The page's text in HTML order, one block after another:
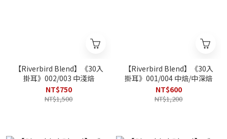
【Riverbird Blend】《30入
掛耳》002/003 中淺焙
NT$750
NT$1,500
【Riverbird Blend】《30入
掛耳》001/004 中焙/中深焙
NT$600
NT$1,200